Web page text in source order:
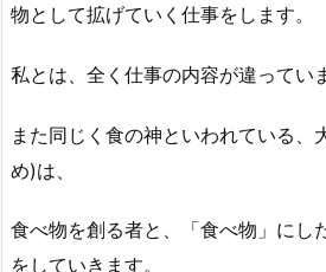
物として拡げていく仕事をします。
私とは、全く仕事の内容が違ってい
また同じく食の神といわれている、
め)は、
食べ物を創る者と、「食べ物」にし
をしていきます。